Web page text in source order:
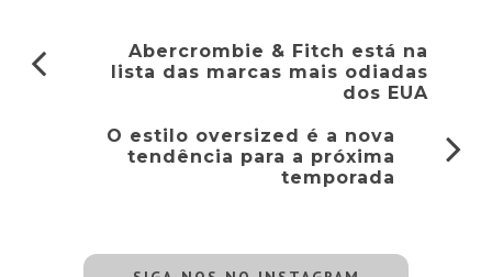
Abercrombie & Fitch está na
lista das marcas mais odiadas
dos EUA
O estilo oversized é a nova
tendência para a próxima
temporada